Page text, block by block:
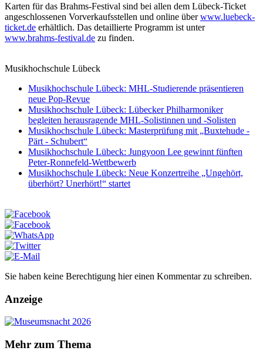
Karten für das Brahms-Festival sind bei allen dem Lübeck-Ticket
angeschlossenen Vorverkaufsstellen und online überwww.luebeck-
ticket.de erhältlich. Das detaillierte Programm ist unter
www.brahms-festival.de zu finden.
Musikhochschule Lübeck
Musikhochschule Lübeck: MHL-Studierende präsentieren
neue Pop-Revue
Musikhochschule Lübeck: Lübecker Philharmoniker
begleiten herausragende MHL-Solistinnen und -Solisten
Musikhochschule Lübeck: Masterprüfung mit „Buxtehude -
Pärt - Schubert“
Musikhochschule Lübeck: Jungyoon Lee gewinnt fünften
Peter-Ronnefeld-Wettbewerb
Musikhochschule Lübeck: Neue Konzertreihe „Ungehört,
überhört? Unerhört!“ startet
Sie haben keine Berechtigung hier einen Kommentar zu schreiben.
Anzeige
Mehr zum Thema